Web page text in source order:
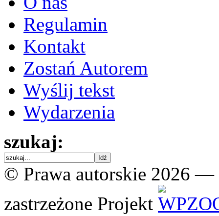
Regulamin
Kontakt
Zostań Autorem
Wyślij tekst
Wydarzenia
szukaj:
© Prawa autorskie 2026 —
zastrzeżone Projekt